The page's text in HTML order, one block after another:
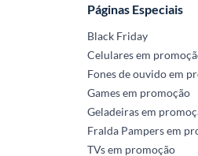
Páginas Especiais
Black Friday
Celulares em
Fones de ouvido em
Games em promoção
Geladeiras em
Fralda Pampers em
TVs em promoção